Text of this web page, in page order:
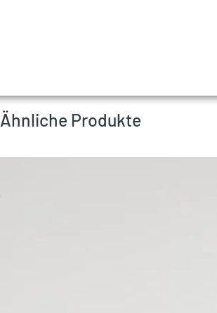
Ähnliche Produkte